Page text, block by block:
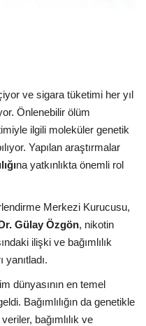
ve sigara tüketimi her yıl
Önlenebilir ölüm
ilgili moleküler genetik
Yapılan araştırmalar
na yatkınlıkta önemli rol
Merkezi Kurucusu,
Gülay Özgön, nikotin
ilişki ve bağımlılık
dünyasının en temel
Bağımlılığın da genetikle
bağımlılık ve